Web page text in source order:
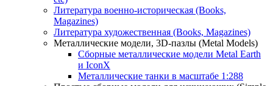
Литература военно-историческая (Books,
Magazines)
Литература художественная (Books, Magazines)
Металлические модели, 3D-пазлы (Metal Models)
Сборные металлические модели Metal Earth
и IconX
Металлические танки в масштабе 1:288